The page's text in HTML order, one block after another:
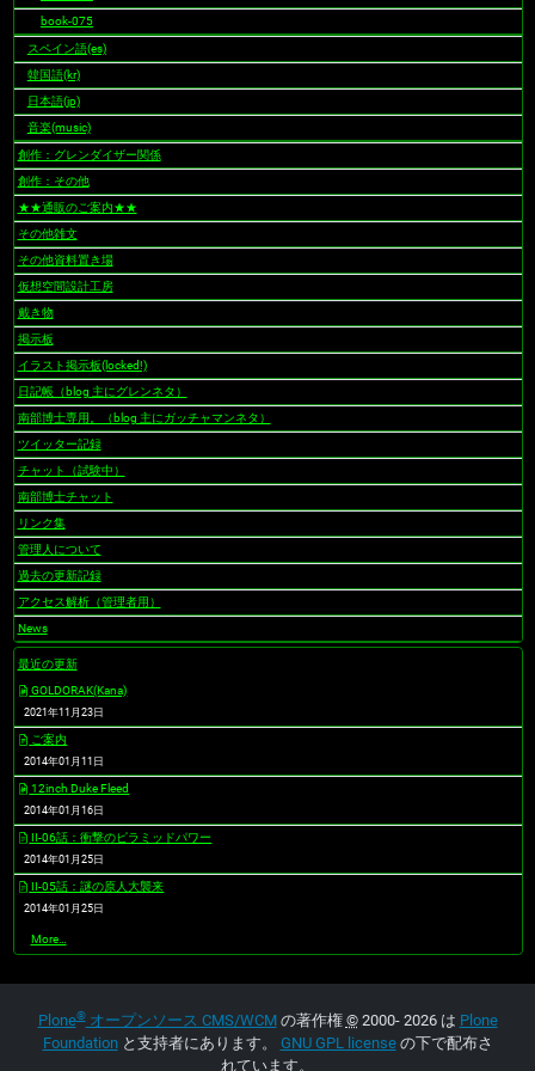
book-075
スペイン語(es)
韓国語(kr)
日本語(jp)
音楽(music)
創作：グレンダイザー関係
創作：その他
★★通販のご案内★★
その他雑文
その他資料置き場
仮想空間設計工房
戴き物
掲示板
イラスト掲示板(locked!)
日記帳（blog 主にグレンネタ）
南部博士専用。（blog 主にガッチャマンネタ）
ツイッター記録
チャット（試験中）
南部博士チャット
リンク集
管理人について
過去の更新記録
アクセス解析（管理者用）
News
最近の更新
GOLDORAK(Kana)
2021年11月23日
ご案内
2014年01月11日
12inch Duke Fleed
2014年01月16日
II-06話：衝撃のピラミッドパワー
2014年01月25日
II-05話：謎の原人大襲来
2014年01月25日
最
更
More…
Plone®オープンソース CMS/WCMの著作権 ©2000- 2026 は Plone
Foundationと支持者にあります。 GNU GPL licenseの下で配布さ
れています。